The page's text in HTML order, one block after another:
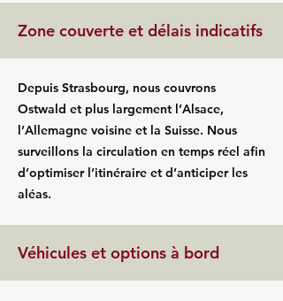
Zone couverte et délais indicatifs
Depuis Strasbourg, nous couvrons
Ostwald et plus largement l’Alsace,
l’Allemagne voisine et la Suisse. Nous
surveillons la circulation en temps réel afin
d’optimiser l’itinéraire et d’anticiper les
aléas.
Véhicules et options à bord